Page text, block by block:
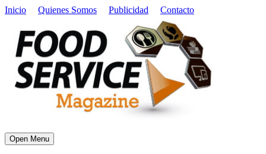
Inicio Quienes Somos Publicidad Contacto
Open Menu